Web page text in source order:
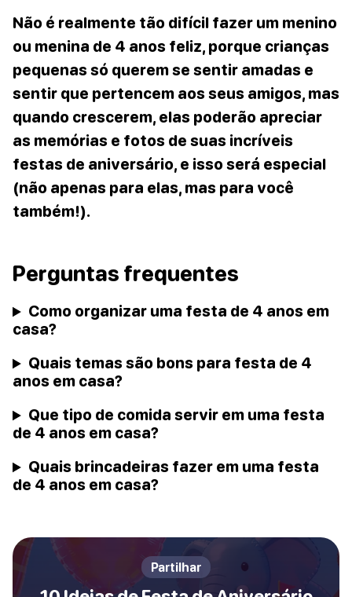
Não é realmente tão difícil fazer um menino
ou menina de 4 anos feliz, porque crianças
pequenas só querem se sentir amadas e
sentir que pertencem aos seus amigos, mas
quando crescerem, elas poderão apreciar
as memórias e fotos de suas incríveis
festas de aniversário, e isso será especial
(não apenas para elas, mas para você
também!).
Perguntas frequentes
Como organizar uma festa de 4 anos em
casa?
Quais temas são bons para festa de 4
anos em casa?
Que tipo de comida servir em uma festa
de 4 anos em casa?
Quais brincadeiras fazer em uma festa
de 4 anos em casa?
Partilhar